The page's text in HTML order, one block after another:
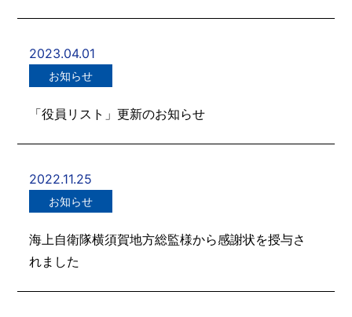
2023.04.01
お知らせ
「役員リスト」更新のお知らせ
2022.11.25
お知らせ
海上自衛隊横須賀地方総監様から感謝状を授与さ
れました